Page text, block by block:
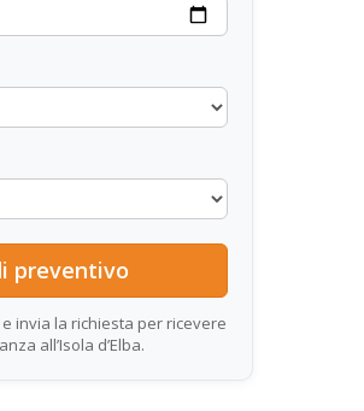
invia la richiesta per ricevere
all’Isola d’Elba.